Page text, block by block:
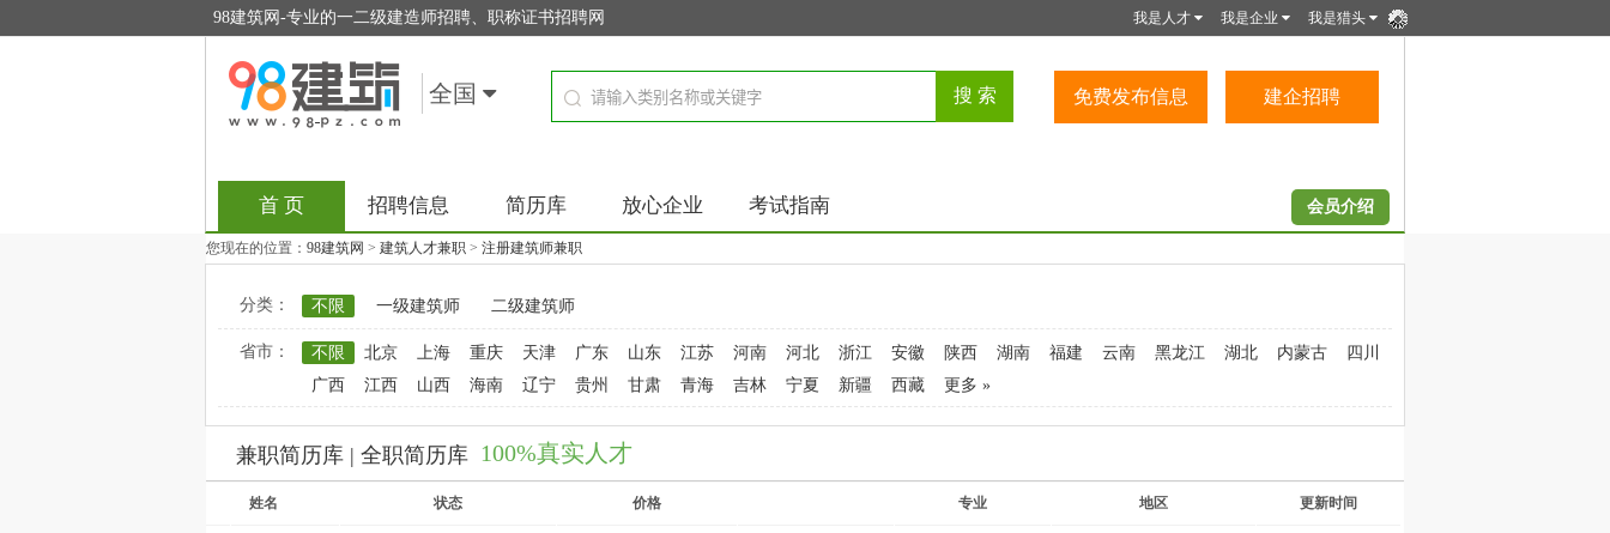
98建筑网-专业的一二级建造师招聘、职称证书招聘网 我是人才 我是企业 我是猎头
全国 免费发布信息 建企招聘
首 页 招聘信息 简历库 放心企业 考试指南 会员介绍
您现在的位置： 98建筑网 > 建筑人才兼职 > 注册建筑师兼职
分类： 不限 一级建筑师 二级建筑师
省市： 不限 北京 上海 重庆 天津 广东 山东 江苏 河南 河北 浙江 安徽 陕西 湖南 福建 云南 黑龙江 湖北 内蒙古
四川
广西
江西 山西 海南 辽宁 贵州 甘肃 青海 吉林 宁夏 新疆 西藏 更多 »
兼职简历库 | 全职简历库 100%真实人才
姓名 状态 价格 专业 地区 更新时间